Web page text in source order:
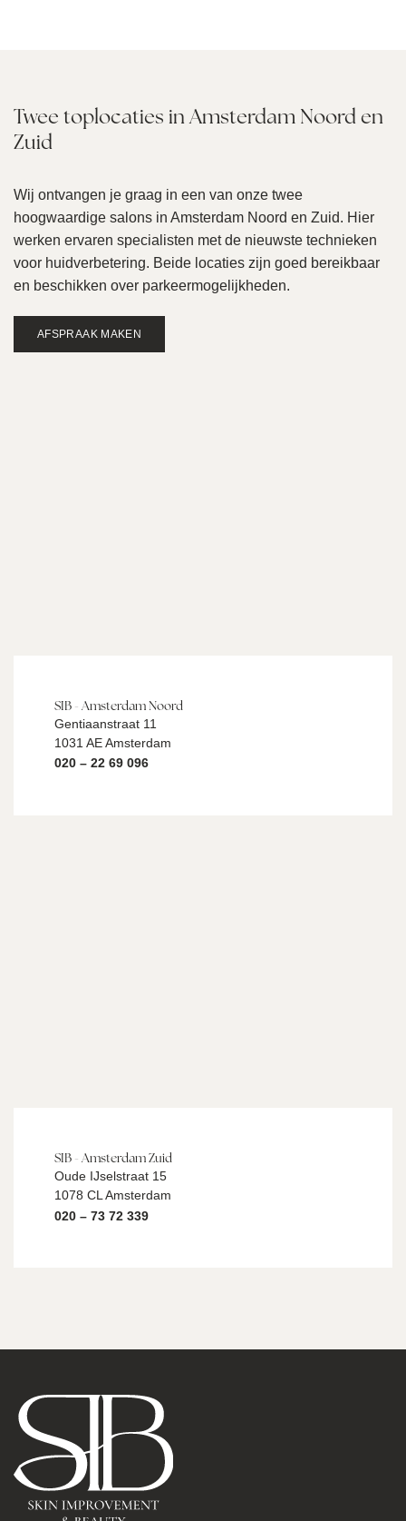
Twee toplocaties in Amsterdam Noord en
Zuid
Wij ontvangen je graag in een van onze twee
hoogwaardige salons in Amsterdam Noord en Zuid. Hier
werken ervaren specialisten met de nieuwste technieken
voor huidverbetering. Beide locaties zijn goed bereikbaar
en beschikken over parkeermogelijkheden.
AFSPRAAK MAKEN
SIB - Amsterdam Noord
Gentiaanstraat 11
1031 AE Amsterdam
020 – 22 69 096
SIB - Amsterdam Zuid
Oude IJselstraat 15
1078 CL Amsterdam
020 – 73 72 339